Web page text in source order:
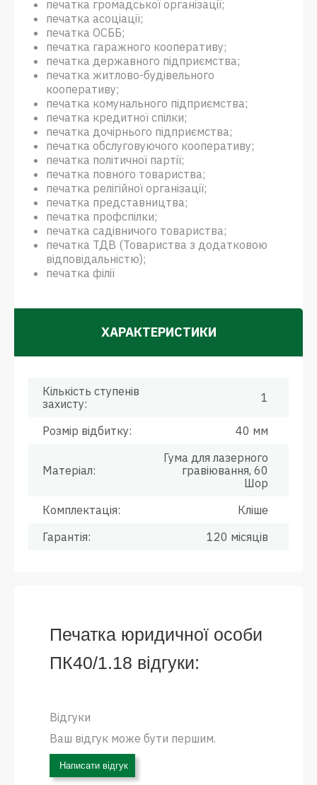
печатка громадської організації;
печатка асоціації;
печатка ОСББ;
печатка гаражного кооперативу;
печатка державного підприємства;
печатка житлово-будівельного
кооперативу;
печатка комунального підприємства;
печатка кредитної спілки;
печатка дочірнього підприємства;
печатка обслуговуючого кооперативу;
печатка політичної партії;
печатка повного товариства;
печатка релігійної організації;
печатка представництва;
печатка профспілки;
печатка садівничого товариства;
печатка ТДВ (Товариства з додатковою
відповідальністю);
печатка філії
ХАРАКТЕРИСТИКИ
Кількість ступенів
захисту:
1
Розмір відбитку: 40 мм
Матеріал:
Гума для лазерного
гравіювання, 60
Шор
Комплектація:
Кліше
Гарантія:
120 місяців
Печатка юридичної особи
ПК40/1.18 відгуки:
Відгуки
Ваш відгук може бути першим.
Написати відгук